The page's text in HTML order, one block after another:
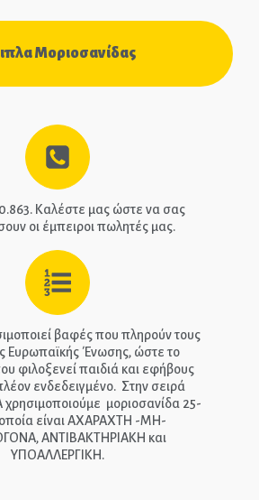
210-2400-863
Μοριοσανίδας
Καλέστε μας ώστε να σας
οι έμπειροι πωλητές μας.
βαφές που πληρούν τους
Ευρωπαϊκής Ένωσης, ώστε το
φιλοξενεί παιδιά και εφήβους
ενδεδειγμένο. Στην σειρά
μοριοσανίδα 25-
είναι ΑΧΑΡΑΧΤΗ -ΜΗ-
ΑΝΤΙΒΑΚΤΗΡΙΑΚΗ και
ΥΠΟΑΛΛΕΡΓΙΚΗ.